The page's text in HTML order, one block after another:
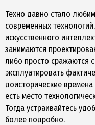
Техно давно стало
современных
искусственного
занимаются
либо просто сражаются
эксплуатировать
доисторические
есть место
Тогда устраивайтесь
более подробно.